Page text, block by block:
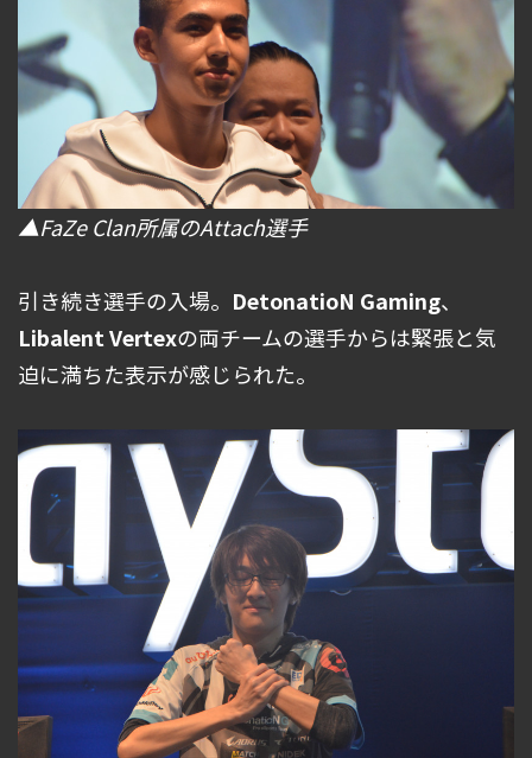
▲FaZe Clan所属のAttach選手
引き続き選手の入場。 DetonatioN Gaming、
Libalent Vertexの両チームの選手からは緊張と気
迫に満ちた表示が感じられた。